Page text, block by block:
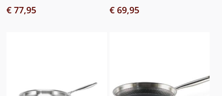
€ 77,95 € 69,95